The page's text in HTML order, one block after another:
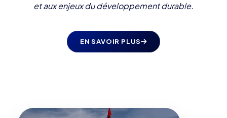
et aux enjeux du développement durable.
EN SAVOIR PLUS